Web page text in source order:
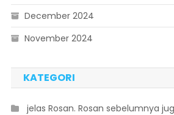
December 2024
November 2024
KATEGORI
 jelas Rosan. Rosan sebelumnya